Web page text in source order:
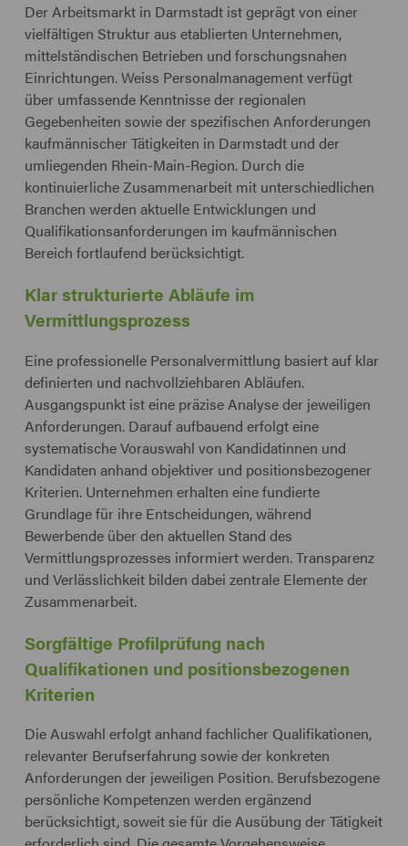
Der Arbeitsmarkt in Darmstadt ist geprägt von einer
vielfältigen Struktur aus etablierten Unternehmen,
mittelständischen Betrieben und forschungsnahen
Einrichtungen. Weiss Personalmanagement verfügt
über umfassende Kenntnisse der regionalen
Gegebenheiten sowie der spezifischen Anforderungen
kaufmännischer Tätigkeiten in Darmstadt und der
umliegenden Rhein-Main-Region. Durch die
kontinuierliche Zusammenarbeit mit unterschiedlichen
Branchen werden aktuelle Entwicklungen und
Qualifikationsanforderungen im kaufmännischen
Bereich fortlaufend berücksichtigt.
Klar strukturierte Abläufe im
Vermittlungsprozess
Eine professionelle Personalvermittlung basiert auf klar
definierten und nachvollziehbaren Abläufen.
Ausgangspunkt ist eine präzise Analyse der jeweiligen
Anforderungen. Darauf aufbauend erfolgt eine
systematische Vorauswahl von Kandidatinnen und
Kandidaten anhand objektiver und positionsbezogener
Kriterien. Unternehmen erhalten eine fundierte
Grundlage für ihre Entscheidungen, während
Bewerbende über den aktuellen Stand des
Vermittlungsprozesses informiert werden. Transparenz
und Verlässlichkeit bilden dabei zentrale Elemente der
Zusammenarbeit.
Sorgfältige Profilprüfung nach
Qualifikationen und positionsbezogenen
Kriterien
Die Auswahl erfolgt anhand fachlicher Qualifikationen,
relevanter Berufserfahrung sowie der konkreten
Anforderungen der jeweiligen Position. Berufsbezogene
persönliche Kompetenzen werden ergänzend
berücksichtigt, soweit sie für die Ausübung der Tätigkeit